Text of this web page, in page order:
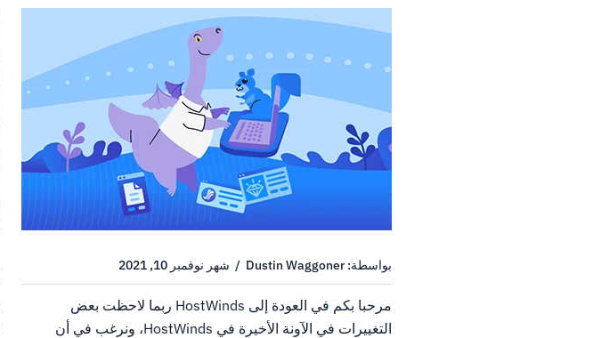
بواسطة: Dustin Waggoner / شهر نوفمبر 10, 2021
مرحبا بكم في العودة إلى HostWinds ربما لاحظت بعض
التغييرات في الآونة الأخيرة في HostWinds، ونرغب في أن